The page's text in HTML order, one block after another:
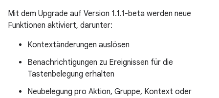
Mit dem Upgrade auf Version 1.1.1-beta werden neue
Funktionen aktiviert, darunter:
Kontextänderungen auslösen
Benachrichtigungen zu Ereignissen für die
Tastenbelegung erhalten
Neubelegung pro Aktion, Gruppe, Kontext oder